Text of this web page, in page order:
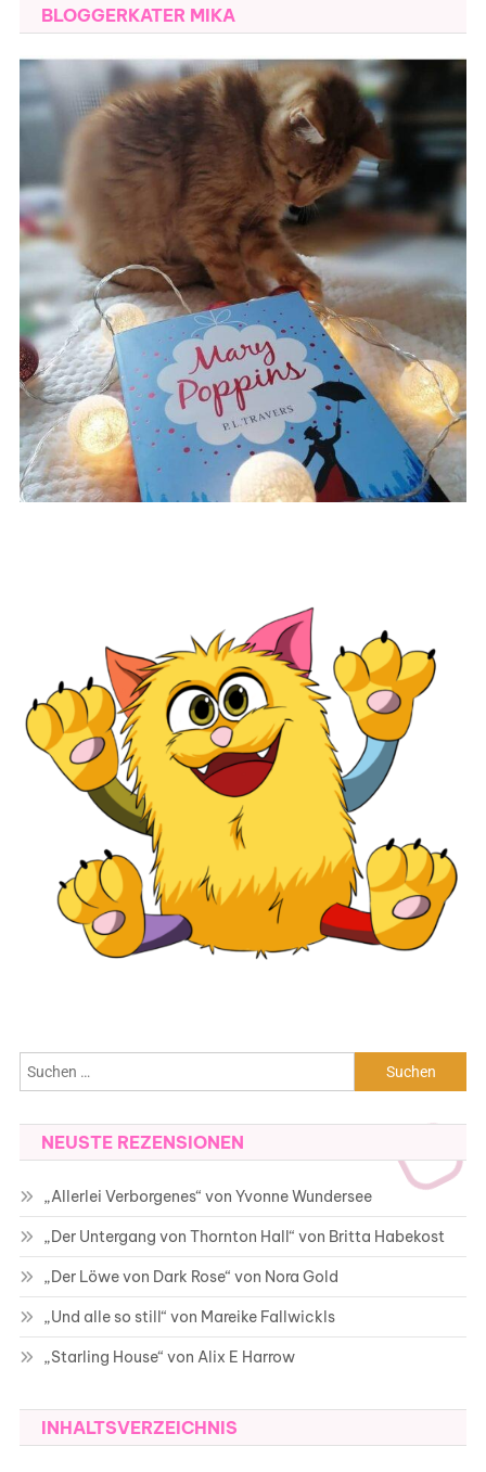
BLOGGERKATER MIKA
Suchen
nach:
NEUSTE REZENSIONEN
„Allerlei Verborgenes“ von Yvonne Wundersee
„Der Untergang von Thornton Hall“ von Britta Habekost
„Der Löwe von Dark Rose“ von Nora Gold
„Und alle so still“ von Mareike Fallwickls
„Starling House“ von Alix E Harrow
INHALTSVERZEICHNIS